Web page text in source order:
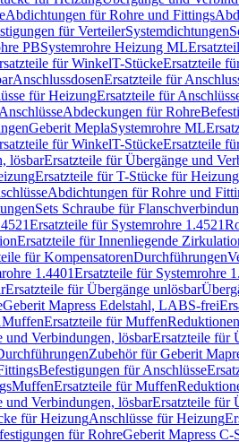
Abdichtungen für Rohre und Fittings
für VerteilerSystemdichtungen
PBSystemrohre Heizung ML
für WinkelT-StückeErsatzteile
AnschlussdosenErsatzteile für
für HeizungErsatzteile für
Abdeckungen für Rohre
Geberit MeplaSystemrohre ML
für WinkelT-StückeErsatzteile
lösbarErsatzteile für Übergänge und
Ersatzteile für T-Stücke für Heizung
Abdichtungen für Rohre und
Sets Schraube für
Ersatzteile für Systemrohre 1.4521
Ersatzteile für Innenliegende
für KompensatorenDurchführungen
1.4401Ersatzteile für Systemrohre
Ersatzteile für Übergänge unlösbar
Geberit Mapress Edelstahl, LABS-frei
MuffenErsatzteile für MuffenReduktionen
und Verbindungen, lösbarErsatzteile für
Zubehör für Geberit
Befestigungen für Anschlüsse
MuffenErsatzteile für Muffen
und Verbindungen, lösbarErsatzteile für
für HeizungAnschlüsse für Heizung
für RohreGeberit Mapress C-